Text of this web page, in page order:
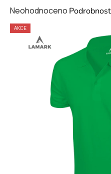
Průměrné
hodnocení
produktu
Neohodnoceno
AKCE